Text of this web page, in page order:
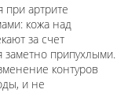
при артрите
кожа над
за счет
заметно припухлыми.
контуров
и не